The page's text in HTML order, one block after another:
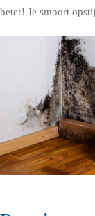
beter! Je smoort